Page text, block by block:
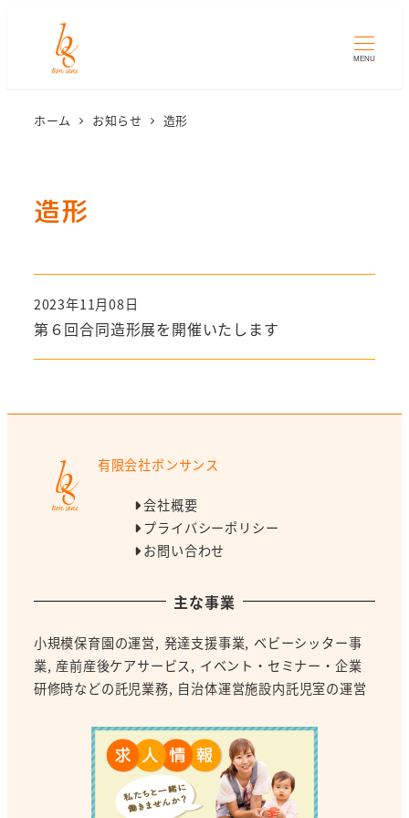
MENU
ホーム お知らせ 造形
造形
第６回合同造形展を開催いたします
2023年11月08日
有限会社ボンサンス
会社概要
プライバシーポリシー
お問い合わせ
主な事業
小規模保育園の運営, 発達支援事業, ベビーシッター事
業, 産前産後ケアサービス , イベント・セミナー・企業
研修時などの託児業務, 自治体運営施設内託児室の運営